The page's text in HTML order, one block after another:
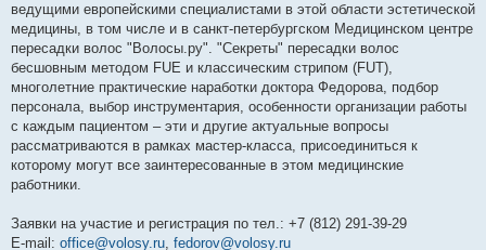
ведущими европейскими специалистами в этой области эстетической
медицины, в том числе и в санкт-петербургском Медицинском центре
пересадки волос "Волосы.ру". "Секреты" пересадки волос
бесшовным методом FUE и классическим стрипом (FUT),
многолетние практические наработки доктора Федорова, подбор
персонала, выбор инструментария, особенности организации работы
с каждым пациентом – эти и другие актуальные вопросы
рассматриваются в рамках мастер-класса, присоединиться к
которому могут все заинтересованные в этом медицинские
работники.
Заявки на участие и регистрация по тел.: +7 (812) 291-39-29
E-mail: office@volosy.ru, fedorov@volosy.ru